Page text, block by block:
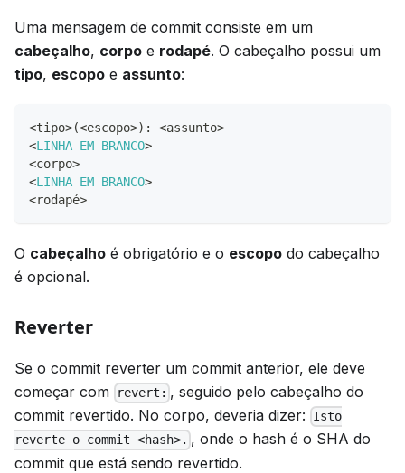
Uma mensagem de commit consiste em um
cabeçalho, corpo e rodapé. O cabeçalho possui um
tipo, escopo e assunto:
<tipo>(<escopo>) : <assunto>
<LINHA EM BRANCO>
<corpo>
<LINHA EM BRANCO>
<rodapé>
O cabeçalho é obrigatório e o escopo do cabeçalho
é opcional.
Reverter
Se o commit reverter um commit anterior, ele deve
começar com
revert: , seguido pelo cabeçalho do
commit revertido. No corpo, deveria dizer:
Isto
reverte o commit <hash>. , onde o hash é o SHA do
commit que está sendo revertido.